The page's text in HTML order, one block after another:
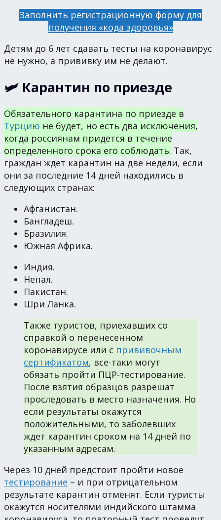
Заполнить регистрационную форму для
получения «кода здоровья»
Детям до 6 лет сдавать тесты на коронавирус
не нужно, а прививку им не делают.
🛩 Карантин по приезде
Обязательного карантина по приезде в
Турцию не будет, но есть два исключения,
когда россиянам придется в течение
определенного срока его соблюдать. Так,
граждан ждет карантин на две недели, если
они за последние 14 дней находились в
следующих странах:
Афганистан.
Бангладеш.
Бразилия.
Южная Африка.
Индия.
Непал.
Пакистан.
Шри Ланка.
Также туристов, приехавших со
справкой о перенесенном
коронавирусе или с прививочным
сертификатом, все-таки могут
обязать пройти ПЦР-тестирование.
После взятия образцов разрешат
проследовать в место назначения. Но
если результаты окажутся
положительными, то заболевших
ждет карантин сроком на 14 дней по
указанным адресам.
Через 10 дней предстоит пройти новое
тестирование – и при отрицательном
результате карантин отменят. Если туристы
окажутся носителями индийского штамма